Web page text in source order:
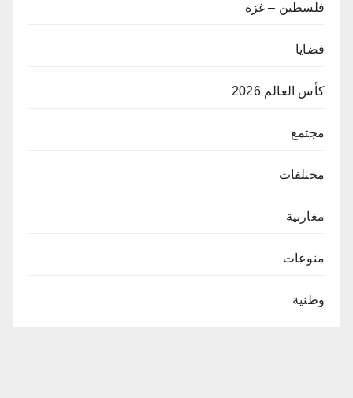
فلسطين – غزة
قضايا
كأس العالم 2026
مجتمع
مختلفات
مغاربية
منوعات
وطنية